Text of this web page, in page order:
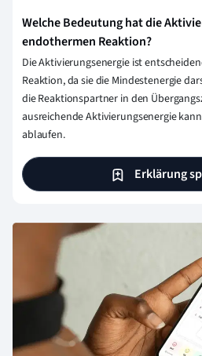
Welche Bedeutung hat die
endothermen Reaktion?
Die Aktivierungsenergie ist
Reaktion, da sie die Mindestenergie
die Reaktionspartner in den
ausreichende Aktivierungsenergie
ablaufen.
Erklärung